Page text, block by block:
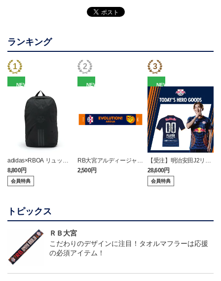
ランキング
NEW
adidas×RBOA リュック
（選手着用モデル）
8,800円
会員特典
NEW
RB大宮アルディージャ
ピカチュウ タオルマフラ
ー
2,500円
NEW
【受注】明治安田J2リー
グ TODAY'S HEROユニフ
ォーム（8/8 アルビレッ
クス新潟戦）
28,600円
会員特典
トピックス
ＲＢ大宮
こだわりのデザインに注目！タオルマフラーは応援
の必須アイテム！